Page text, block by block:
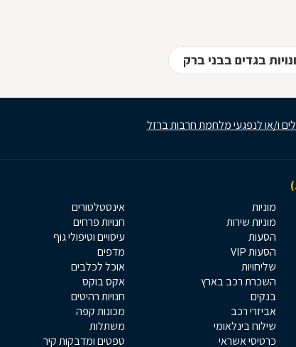
זאת בוחרים חליפה לגבר,
אותו דבר?
בגדים בבני ברק
ו/או לנפגעי מלחמת חרבות ברזל
מוניות
מוניות שירות
הסעות
הסעות VIP
שליחויות
השכרת רכב בארץ
בנקים
אביזרי רכב
שילוח בינלאומי
כרטיסי אשראי
אינסטלטורים
חנויות פרחים
עיסויים וטיפולי גוף
מדפים
אוכל לכלבים
אקס בוקס
חנויות רהיטים
מכונות קפה
משתלות
טפטים ומדבקות קיר